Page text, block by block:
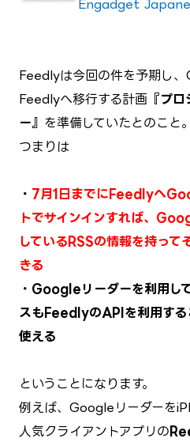
Engadget
Feedlyは今回の件を予期し
Feedlyへ移行する計画 『プ
ー』 を準備していたとのこと
つまりは
・ 7月1日までにFeedlyへ
トでサインインすれば、
しているRSSの情報を持っ
きる
・Googleリーダーを利用し
スもFeedlyのAPIを利用する
使える
ということになります。
例えば、Googleリーダーを
人気クライアントアプリの